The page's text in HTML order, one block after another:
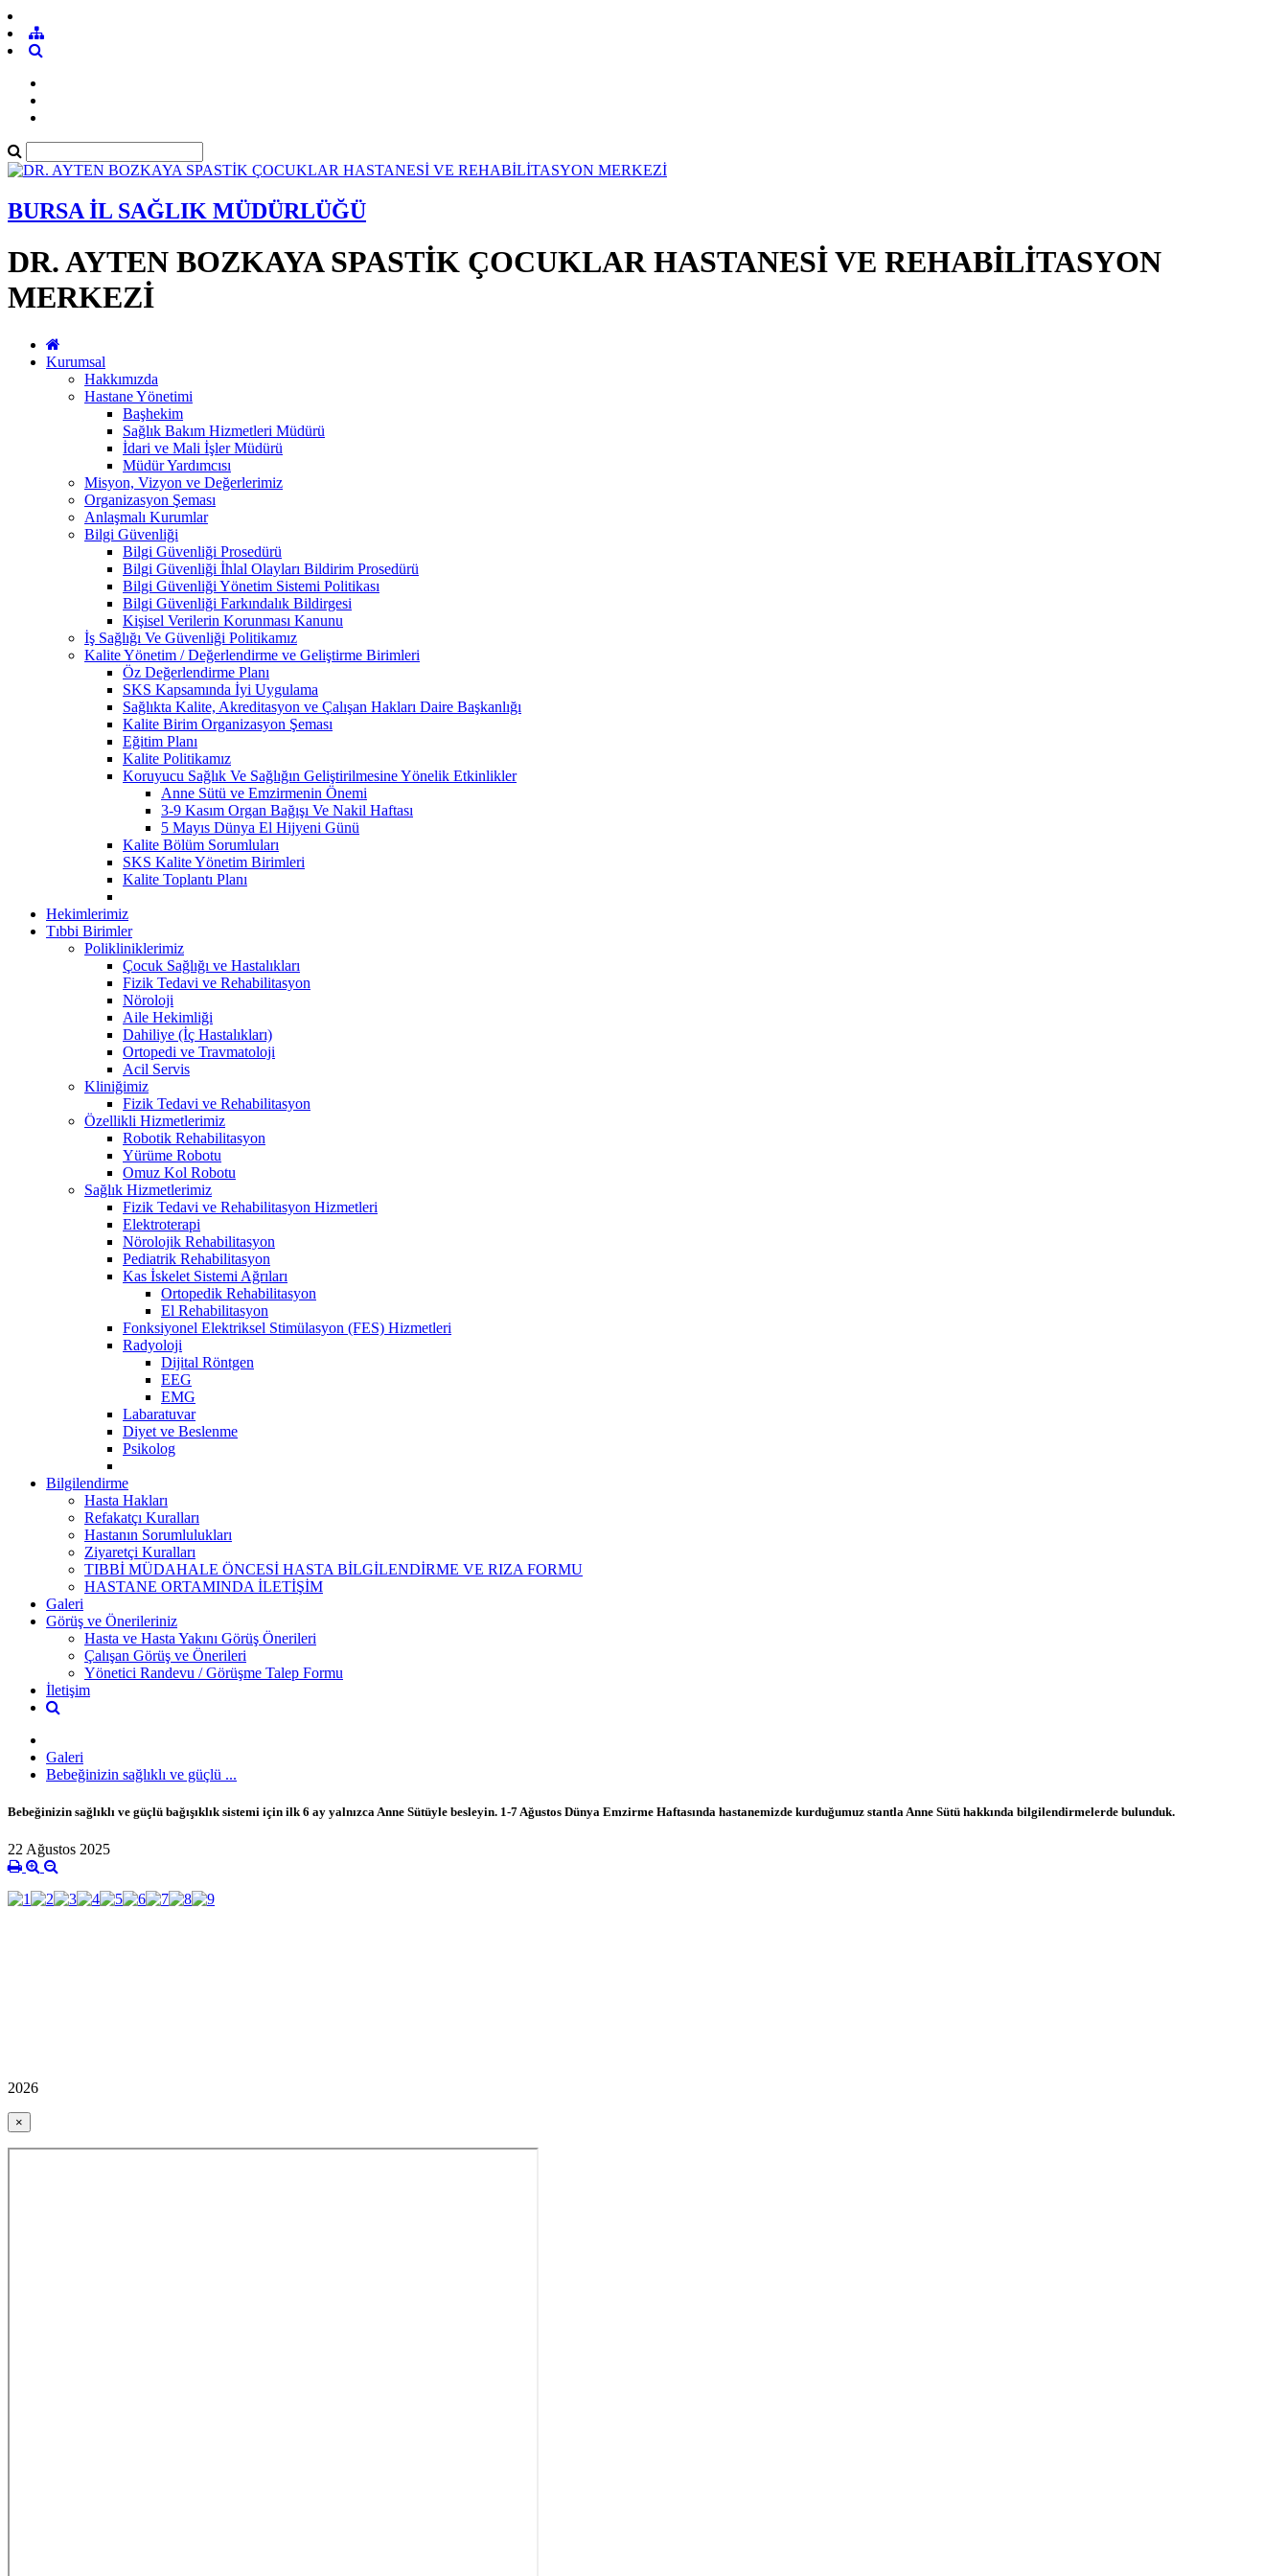
BURSA İL SAĞLIK MÜDÜRLÜĞÜ
DR. AYTEN BOZKAYA SPASTİK ÇOCUKLAR HASTANESİ VE REHABİLİTASYON
MERKEZİ
Kurumsal
Hakkımızda
Hastane Yönetimi
Başhekim
Sağlık Bakım Hizmetleri Müdürü
İdari ve Mali İşler Müdürü
Müdür Yardımcısı
Misyon, Vizyon ve Değerlerimiz
Organizasyon Şeması
Anlaşmalı Kurumlar
Bilgi Güvenliği
Bilgi Güvenliği Prosedürü
Bilgi Güvenliği İhlal Olayları Bildirim Prosedürü
Bilgi Güvenliği Yönetim Sistemi Politikası
Bilgi Güvenliği Farkındalık Bildirgesi
Kişisel Verilerin Korunması Kanunu
İş Sağlığı Ve Güvenliği Politikamız
Kalite Yönetim / Değerlendirme ve Geliştirme Birimleri
Öz Değerlendirme Planı
SKS Kapsamında İyi Uygulama
Sağlıkta Kalite, Akreditasyon ve Çalışan Hakları Daire Başkanlığı
Kalite Birim Organizasyon Şeması
Eğitim Planı
Kalite Politikamız
Koruyucu Sağlık Ve Sağlığın Geliştirilmesine Yönelik Etkinlikler
Anne Sütü ve Emzirmenin Önemi
3-9 Kasım Organ Bağışı Ve Nakil Haftası
5 Mayıs Dünya El Hijyeni Günü
Kalite Bölüm Sorumluları
SKS Kalite Yönetim Birimleri
Kalite Toplantı Planı
Hekimlerimiz
Tıbbi Birimler
Polikliniklerimiz
Çocuk Sağlığı ve Hastalıkları
Fizik Tedavi ve Rehabilitasyon
Nöroloji
Aile Hekimliği
Dahiliye (İç Hastalıkları)
Ortopedi ve Travmatoloji
Acil Servis
Kliniğimiz
Fizik Tedavi ve Rehabilitasyon
Özellikli Hizmetlerimiz
Robotik Rehabilitasyon
Yürüme Robotu
Omuz Kol Robotu
Sağlık Hizmetlerimiz
Fizik Tedavi ve Rehabilitasyon Hizmetleri
Elektroterapi
Nörolojik Rehabilitasyon
Pediatrik Rehabilitasyon
Kas İskelet Sistemi Ağrıları
Ortopedik Rehabilitasyon
El Rehabilitasyon
Fonksiyonel Elektriksel Stimülasyon (FES) Hizmetleri
Radyoloji
Dijital Röntgen
EEG
EMG
Labaratuvar
Diyet ve Beslenme
Psikolog
Bilgilendirme
Hasta Hakları
Refakatçı Kuralları
Hastanın Sorumlulukları
Ziyaretçi Kuralları
TIBBİ MÜDAHALE ÖNCESİ HASTA BİLGİLENDİRME VE RIZA FORMU
HASTANE ORTAMINDA İLETİŞİM
Galeri
Görüş ve Önerileriniz
Hasta ve Hasta Yakını Görüş Önerileri
Çalışan Görüş ve Önerileri
Yönetici Randevu / Görüşme Talep Formu
İletişim
Galeri
Bebeğinizin sağlıklı ve güçlü ...
Bebeğinizin sağlıklı ve güçlü bağışıklık sistemi için ilk 6 ay yalnızca Anne Sütüyle besleyin. 1-7 Ağustos Dünya Emzirme Haftasında hastanemizde kurduğumuz stantla Anne Sütü hakkında bilgilendirmelerde bulunduk.
22 Ağustos 2025
2026
×